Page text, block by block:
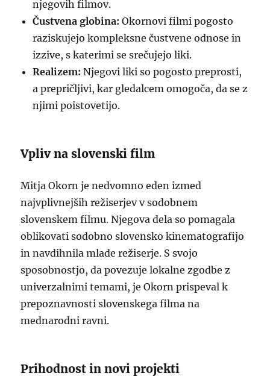
njegovih filmov.
Čustvena globina: Okornovi filmi pogosto
raziskujejo kompleksne čustvene odnose in
izzive, s katerimi se srečujejo liki.
Realizem: Njegovi liki so pogosto preprosti,
a prepričljivi, kar gledalcem omogoča, da se z
njimi poistovetijo.
Vpliv na slovenski film
Mitja Okorn je nedvomno eden izmed
najvplivnejših režiserjev v sodobnem
slovenskem filmu. Njegova dela so pomagala
oblikovati sodobno slovensko kinematografijo
in navdihnila mlade režiserje. S svojo
sposobnostjo, da povezuje lokalne zgodbe z
univerzalnimi temami, je Okorn prispeval k
prepoznavnosti slovenskega filma na
mednarodni ravni.
Prihodnost in novi projekti